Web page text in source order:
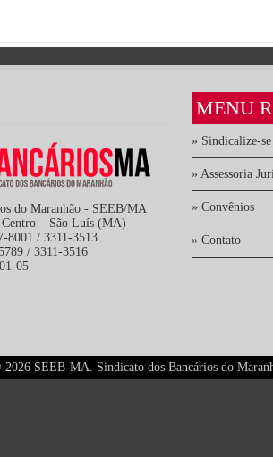
do Maranhão - SEEB/MA
– São Luís (MA)
8001 / 3311-3513
/ 3311-3516
05
MENU
» Sindicalize-se
» Assessoria
» Convênios
» Contato
2026 SEEB-MA. Sindicato dos Bancários do